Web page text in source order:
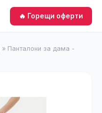
🔥 Горещи оферти
» Панталони за дама -